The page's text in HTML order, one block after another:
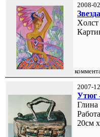
2008-
2007-
Утюг
Глина
20см